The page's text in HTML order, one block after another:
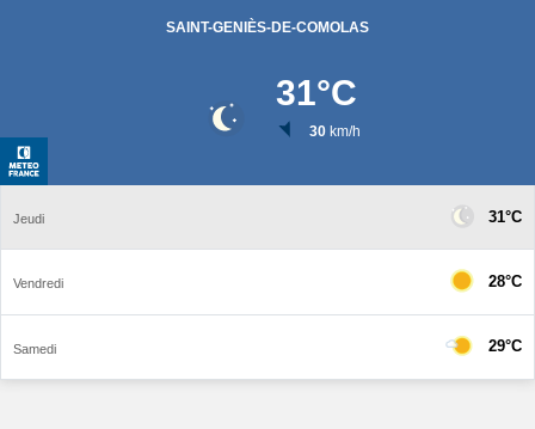
SAINT-GENIÈS-DE-COMOLAS
31°C
30km/h
Jeudi 31°C
Vendredi 28°C
Samedi 29°C